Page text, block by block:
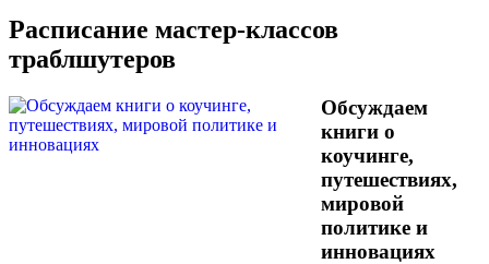
Расписание мастер-классов
траблшутеров
Обсуждаем
книги о
коучинге,
путешествиях,
мировой
политике и
инновациях